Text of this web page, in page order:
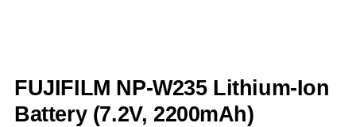
FUJIFILM NP-W235 Lithium-Ion
Battery (7.2V, 2200mAh)